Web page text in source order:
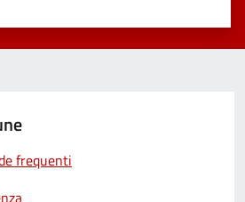
5 stelle su 5
su 5
su 5
5
frequenti